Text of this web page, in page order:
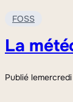
FOSS
La
Publié le